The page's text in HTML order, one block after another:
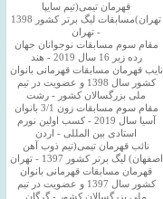
قهرمان تیمی(تیم سایپا
تهران)مسابقات لیگ برتر کشور 1398
- تهران
مقام سوم مسابقات نوجوانان جهان
رده زیر 16 سال 2019 - هند
نایب قهرمان مسابقات قهرمانی بانوان
کشور سال 1398 و عضویت در تیم
ملی بزرگسالان کشور - رشت
مقام سوم مسابقات زون 3/1 بانوان
آسیا سال 2019 - کسب اولین نورم
استادی بین المللی - اردن
نائب قهرمان تیمی(تیم ذوب آهن
اصفهان) لیگ برتر کشور 1397 - تهران
قهرمان مسابقات قهرمانی بانوان
کشور سال 1397 و عضویت در تیم
ملی بزرگسالان کشور - گرگان